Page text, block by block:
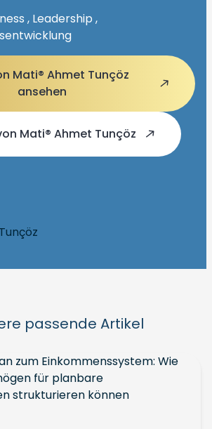
, Leadership ,
Mati®️ Ahmet Tunçöz
ansehen
Mati®️ Ahmet Tunçöz
passende Artikel